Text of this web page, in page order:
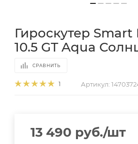
Гироскутер Smart
10.5 GT Aqua
СРАВНИТЬ
1 Артикул:
13 490 руб./шт